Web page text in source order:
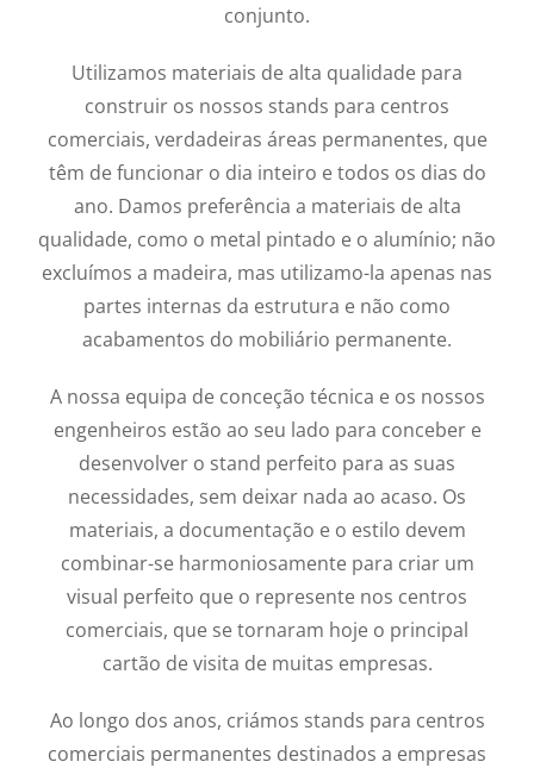
conjunto.
Utilizamos materiais de alta qualidade para
construir os nossos stands para centros
comerciais, verdadeiras áreas permanentes, que
têm de funcionar o dia inteiro e todos os dias do
ano. Damos preferência a materiais de alta
qualidade, como o metal pintado e o alumínio; não
excluímos a madeira, mas utilizamo-la apenas nas
partes internas da estrutura e não como
acabamentos do mobiliário permanente.
A nossa equipa de conceção técnica e os nossos
engenheiros estão ao seu lado para conceber e
desenvolver o stand perfeito para as suas
necessidades, sem deixar nada ao acaso. Os
materiais, a documentação e o estilo devem
combinar-se harmoniosamente para criar um
visual perfeito que o represente nos centros
comerciais, que se tornaram hoje o principal
cartão de visita de muitas empresas.
Ao longo dos anos, criámos stands para centros
comerciais permanentes destinados a empresas